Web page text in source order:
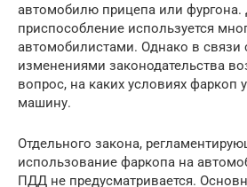
автомобилю прицепа или фургона.
приспособление используется
автомобилистами. Однако в связи
изменениями законодательства
вопрос, на каких условиях фаркоп
машину.
Отдельного закона,
использование фаркопа на
ПДД не предусматривается.